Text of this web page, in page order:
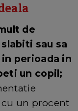
de
sau sa
perioada in
un copil;
un procent